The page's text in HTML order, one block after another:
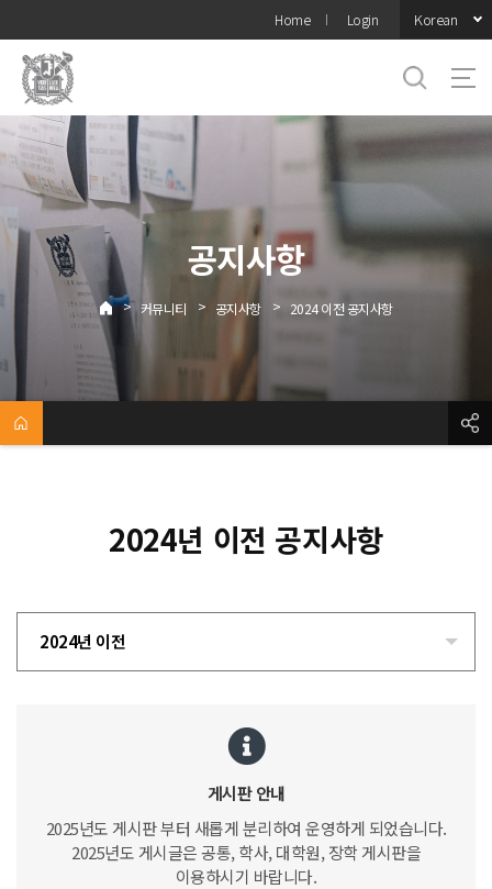
메뉴
Home Login Korean
공지사항
> 커뮤니티 > 공지사항 > 2024 이전 공지사항
2024년 이전 공지사항
2024년 이전
게시판 안내
2025년도 게시판 부터 새롭게 분리하여 운영하게 되었습니다.
2025년도 게시글은 공통, 학사, 대학원, 장학 게시판을
이용하시기 바랍니다.